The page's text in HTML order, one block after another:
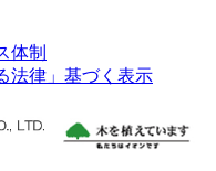
体制
法律」基づく表示